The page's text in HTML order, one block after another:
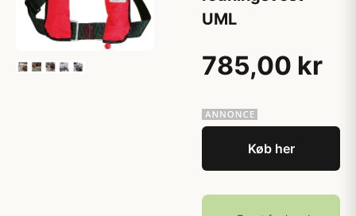
UML
785,00 kr
Køb her